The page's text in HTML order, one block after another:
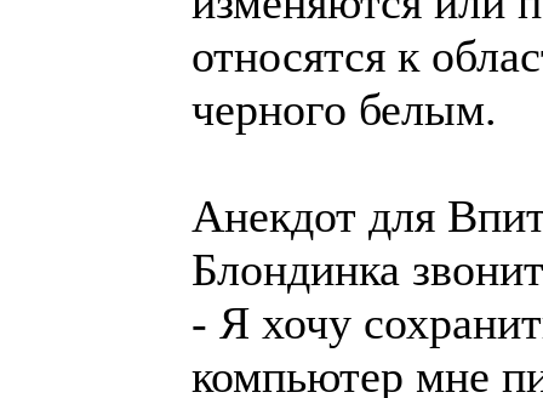
относятся к
черного белым.
Анекдот для
Блондинка
- Я хочу
компьютер мне